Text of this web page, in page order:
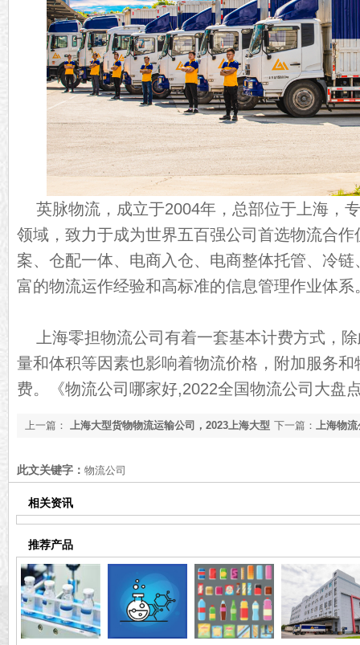
英脉物流，成立于2004年，总部位于上海，
领域，致力于成为世界五百强公司首选物流合
案、仓配一体、电商入仓、电商整体托管、冷
富的物流运作经验和高标准的信息管理作业体系
上海零担物流公司有着一套基本计费方式，
量和体积等因素也影响着物流价格，附加服务
费。
《物流公司哪家好,2022全国物流公司大盘
下一篇： 上海物
上一篇： 上海大型货物物流运输公司，2023上海大型
此文关键字： 物流公司
相关资讯
推荐产品